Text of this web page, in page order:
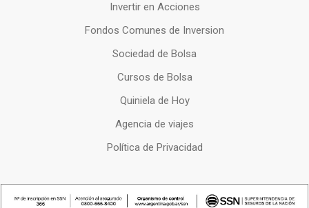
Invertir en Acciones
Fondos Comunes de Inversion
Sociedad de Bolsa
Cursos de Bolsa
Quiniela de Hoy
Agencia de viajes
Política de Privacidad